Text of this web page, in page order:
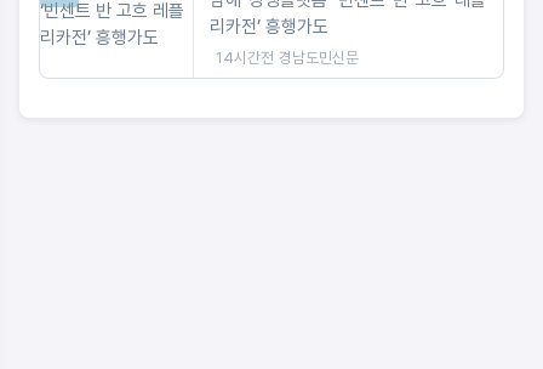
리카전’ 흥행가도
14시간전 경남도민신문